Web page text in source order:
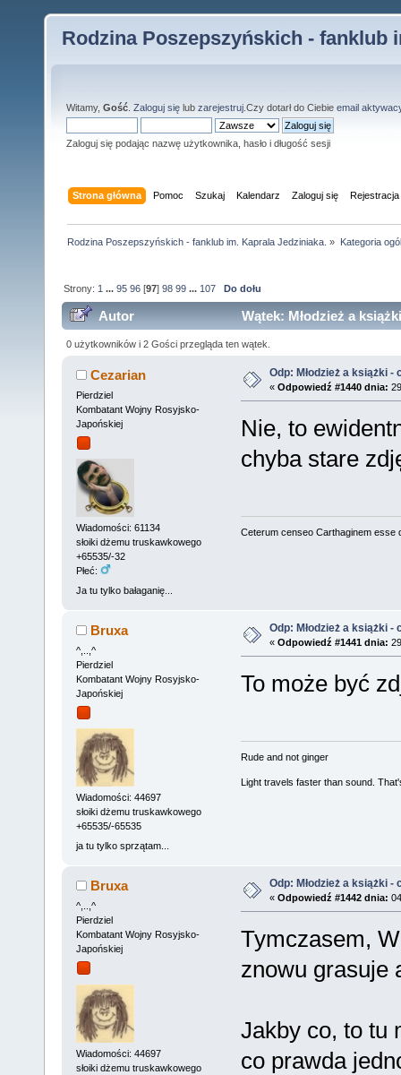
Rodzina Poszepszyńskich - fanklub
Witamy, Gość Zaloguj się lub zarejestruj .Czy dotarł do Ciebie email
Zaloguj się podając nazwę użytkownika, hasło i długość sesji
Strona główna Pomoc Szukaj Kalendarz Zaloguj się Rejestracja
Rodzina Poszepszyńskich - fanklub im. Kaprala Jedziniaka. » Kategoria
Strony: 1 ...95 96 [97]98 99 ... 107 Do dołu
Autor Wątek: Młodzież a
0 użytkowników i 2 Gości przegląda ten wątek.
Cezarian
Pierdziel
Kombatant Wojny Rosyjsko-
Japońskiej
Wiadomości: 61134
słoiki dżemu truskawkowego
+65535/-32
Płeć:
Ja tu tylko bałaganię...
Odp: Młodzież a książki -
« Odpowiedź #1440 dnia:
Nie, to
chyba stare
Ceterum censeo Carthaginem esse
Bruxa
^,..,^
Pierdziel
Kombatant Wojny Rosyjsko-
Japońskiej
Wiadomości: 44697
słoiki dżemu truskawkowego
+65535/-65535
ja tu tylko sprzątam...
Odp: Młodzież a książki -
« Odpowiedź #1441 dnia:
To może być
Rude and not ginger
Light travels faster than sound.
Bruxa
^,..,^
Pierdziel
Kombatant Wojny Rosyjsko-
Japońskiej
Wiadomości: 44697
słoiki dżemu truskawkowego
Odp: Młodzież a książki -
« Odpowiedź #1442 dnia:
Tymczasem,
znowu grasuje
Jakby co, to tu
co prawda